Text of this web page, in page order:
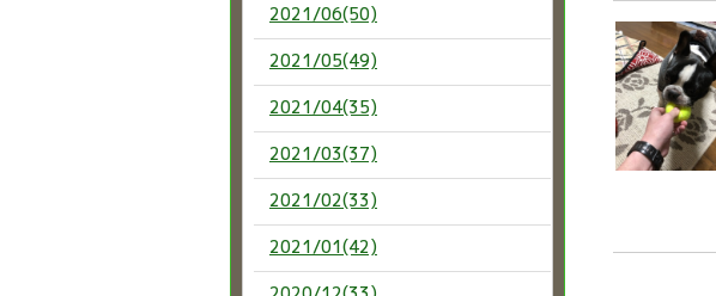
2021/06(50)
2021/05(49)
2021/04(35)
2021/03(37)
2021/02(33)
2021/01(42)